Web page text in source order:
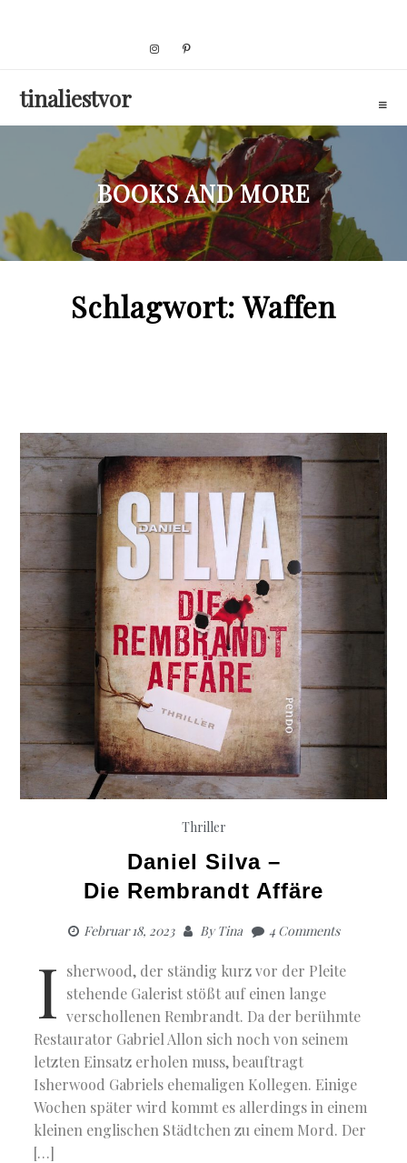
tinaliestvor
BOOKS AND MORE
Schlagwort:Waffen
Thriller
Daniel Silva –
Die Rembrandt Affäre
Februar 18, 2023 ByTina 4 Comments
I sherwood, der ständig kurz vor der Pleite
stehende Galerist stößt auf einen lange
verschollenen Rembrandt. Da der berühmte
Restaurator Gabriel Allon sich noch von seinem
letzten Einsatz erholen muss, beauftragt
Isherwood Gabriels ehemaligen Kollegen. Einige
Wochen später wird kommt es allerdings in einem
kleinen englischen Städtchen zu einem Mord. Der
[…]